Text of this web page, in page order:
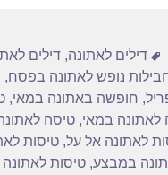
תגיות
דילים לאתונה,דילים
נופש לאתונה בפסח,
, חופשה באתונה במאי,
לאתונה במאי,טיסה
לאתונה אל על,טיסות
במבצע,טיסות